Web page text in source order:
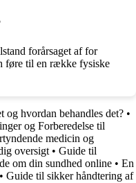
forårsaget af for
føre til en række fysiske
hvordan behandles det? •
og Forberedelse til
medicin og
oversigt • Guide til
om din sundhed online • En
• Guide til sikker håndtering af